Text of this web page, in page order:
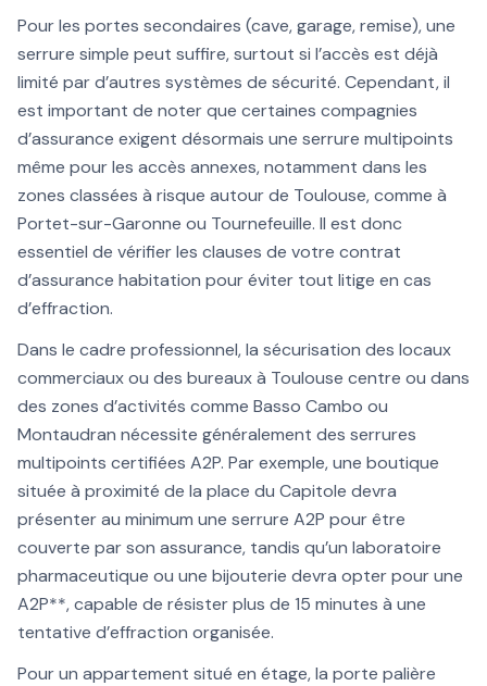
Pour les portes secondaires (cave, garage, remise), une
serrure simple peut suffire, surtout si l’accès est déjà
limité par d’autres systèmes de sécurité. Cependant, il
est important de noter que certaines compagnies
d’assurance exigent désormais une serrure multipoints
même pour les accès annexes, notamment dans les
zones classées à risque autour de Toulouse, comme à
Portet-sur-Garonne ou Tournefeuille. Il est donc
essentiel de vérifier les clauses de votre contrat
d’assurance habitation pour éviter tout litige en cas
d’effraction.
Dans le cadre professionnel, la sécurisation des locaux
commerciaux ou des bureaux à Toulouse centre ou dans
des zones d’activités comme Basso Cambo ou
Montaudran nécessite généralement des serrures
multipoints certifiées A2P. Par exemple, une boutique
située à proximité de la place du Capitole devra
présenter au minimum une serrure A2P pour être
couverte par son assurance, tandis qu’un laboratoire
pharmaceutique ou une bijouterie devra opter pour une
A2P**, capable de résister plus de 15 minutes à une
tentative d’effraction organisée.
Pour un appartement situé en étage, la porte palière